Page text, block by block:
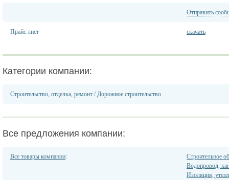
Отправить
Прайс лист скачать
Категории компании:
Строительство, отделка, ремонт /Дорожное строительство
Все предложения компании:
Все товары компании:
Строительное
Водопровод,
Изоляция,